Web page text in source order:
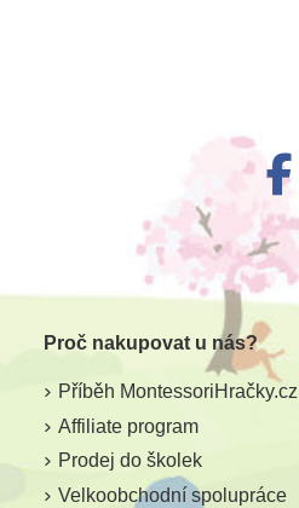
Proč nakupovat u nás?
Příběh MontessoriHračky.cz
Affiliate program
Prodej do školek
Velkoobchodní spolupráce